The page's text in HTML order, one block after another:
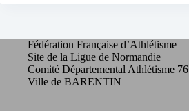
Fédération Française d’Athlétisme
Site de la Ligue de Normandie
Comité Départemental Athlétisme 76
Ville de BARENTIN